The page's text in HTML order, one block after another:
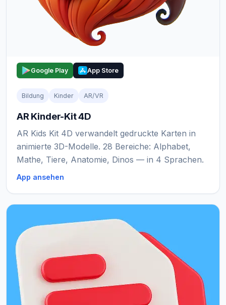
Google Play App Store
Bildung Kinder AR/VR
AR Kinder-Kit 4D
AR Kids Kit 4D verwandelt gedruckte Karten in
animierte 3D-Modelle. 28 Bereiche: Alphabet,
Mathe, Tiere, Anatomie, Dinos — in 4 Sprachen.
App ansehen